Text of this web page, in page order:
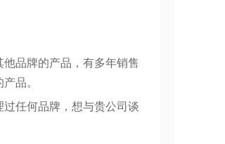
品牌的产品，有多年销售
品。
任何品牌，想与贵公司谈